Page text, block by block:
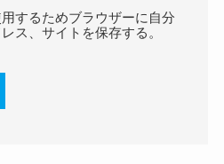
するためブラウザーに自分
ス、サイトを保存する。